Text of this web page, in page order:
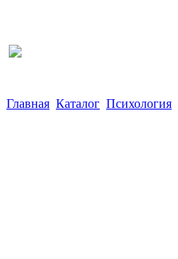
Главная Каталог Психология